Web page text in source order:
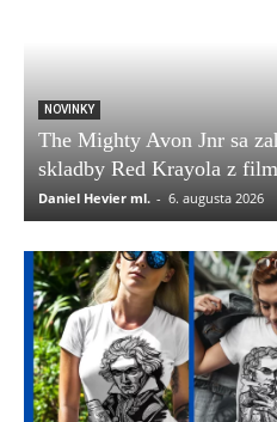
NOVINKY
The Mighty Avon Jnr sa
skladby Red Krayola z
Daniel Hevier ml. - 6. augusta 2026